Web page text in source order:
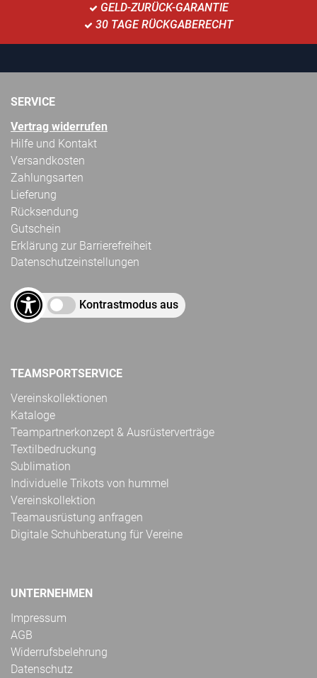
GELD-ZURÜCK-GARANTIE
30 TAGE RÜCKGABERECHT
SERVICE
Vertrag widerrufen
Hilfe und Kontakt
Versandkosten
Zahlungsarten
Lieferung
Rücksendung
Gutschein
Erklärung zur Barrierefreiheit
Datenschutzeinstellungen
Kontrastmodus aus
TEAMSPORTSERVICE
Vereinskollektionen
Kataloge
Teampartnerkonzept & Ausrüsterverträge
Textilbedruckung
Sublimation
Individuelle Trikots von hummel
Vereinskollektion
Teamausrüstung anfragen
Digitale Schuhberatung für Vereine
UNTERNEHMEN
Impressum
AGB
Widerrufsbelehrung
Datenschutz